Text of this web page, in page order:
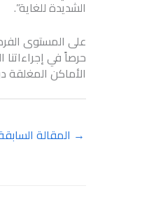
الشديدة للغاية”.
على المستوى
الأماكن المغلقة
→ المقالة